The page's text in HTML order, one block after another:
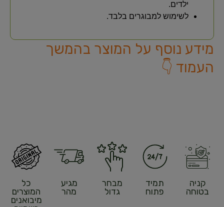
ילדים.
לשימוש למבוגרים בלבד.
מידע נוסף על המוצר בהמשך
העמוד 👇
קניה
בטוחה
תמיד
פתוח
מבחר
גדול
מגיע
מהר
כל
המוצרים
מיבואנים